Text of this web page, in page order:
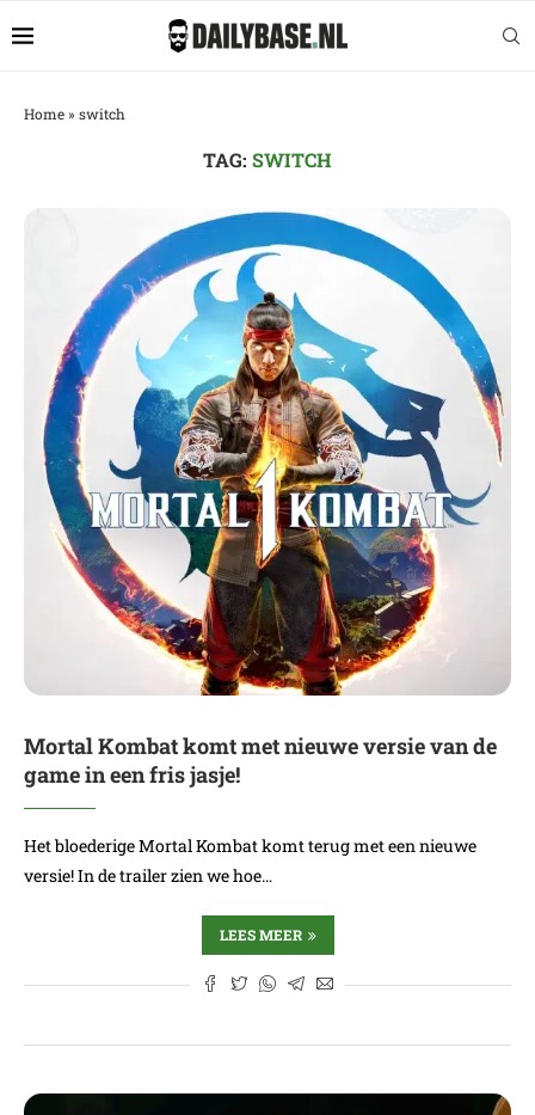
Home» switch
TAG: SWITCH
Mortal Kombat komt met nieuwe versie van de
game in een fris jasje!
Het bloederige Mortal Kombat komt terug met een nieuwe
versie! In de trailer zien we hoe…
LEES MEER